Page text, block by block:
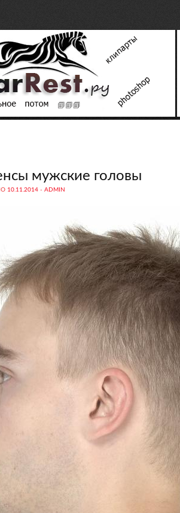
мужские головы
10.11.2014 - ADMIN